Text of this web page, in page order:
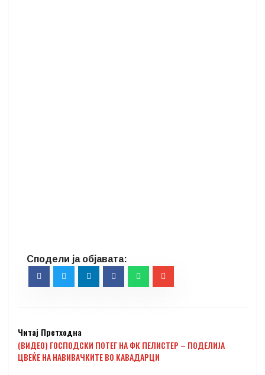
Читај Претходна
(ВИДЕО) ГОСПОДСКИ ПОТЕГ НА ФК ПЕЛИСТЕР – ПОДЕЛИЈА
ЦВЕЌЕ НА НАВИВАЧКИТЕ ВО КАВАДАРЦИ